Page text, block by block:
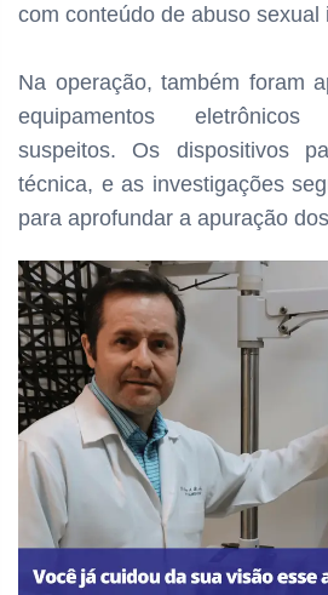
com conteúdo de abuso sexual
Na operação, também foram
equipamentos
suspeitos. Os dispositivos
técnica, e as investigações
para aprofundar a apuração